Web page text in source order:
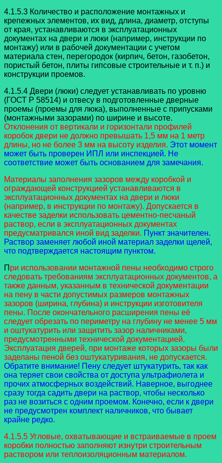
4.1.5.3 Количество и расположение монтажных и
крепежных элементов, их вид, длина, диаметр, отступы
от края, устанавливаются в эксплуатационных
документах на двери и люки (например, инструкции по
монтажу) или в рабочей документации с учетом
материала стен, перегородок (кирпич, бетон, газобетон,
пористый бетон, плиты гипсовые строительные и т. п.) и
конструкции проемов.
4.1.5.4 Двери (люки) следует устанавливать по уровню
(ГОСТ Р 58514) и отвесу в подготовленные дверные
проемы (проемы для люка), выполненные с припусками
(монтажными зазорами) по ширине и высоте.
Отклонения от вертикали и горизонтали профилей
коробок двери не должно превышать 1,5 мм на 1 метр
длины, но не более 3 мм на высоту изделия. Этот момент
может быть проверен ИПЛ или инспекцией. Не
соответствие может быть основанием для замечания.
Материалы заполнения зазоров между коробкой и
ограждающей конструкцией устанавливаются в
эксплуатационных документах на двери и люки
(например, в инструкции по монтажу). Допускается в
качестве заделки использовать цементно-песчаный
раствор, если в эксплуатационных документах
предусматривался иной вид заделки. Пункт значителен.
Раствор заменяет любой иной материал заделки щелей,
что подтверждается настоящим пунктом.
П ри использовании монтажной пены необходимо строго
следовать требованиям эксплуатационных документов, а
также данным, указанным в технической документации
на пену в части допустимых размеров монтажных
зазоров (ширина, глубина) и инструкции изготовителя
пены. После окончательного расширения пены её
следует обрезать по периметру на глубину не менее 5 мм
и оштукатурить или защитить зазор наличниками,
предусмотренными технической документацией.
Эксплуатация дверей, при монтаже которых зазоры были
заделаны пеной без оштукатуривания, не допускается.
Обратите внимание! Пену следует штукатурить, так как
она теряет свои свойства от доступа ультрафиолета и
прочих атмосферных воздействий. Наверное, выгоднее
сразу тогда садить двери на раствор, чтобы несколько
раз не возиться с одним проемом. Конечно, если к двери
не предусмотрен комплект наличников, что бывает
крайне редко.
4.1.5.5 Угловые, охватывающие и встраиваемые в проем
коробки полностью заполняют изнутри строительным
раствором или теплоизоляционным материалом.